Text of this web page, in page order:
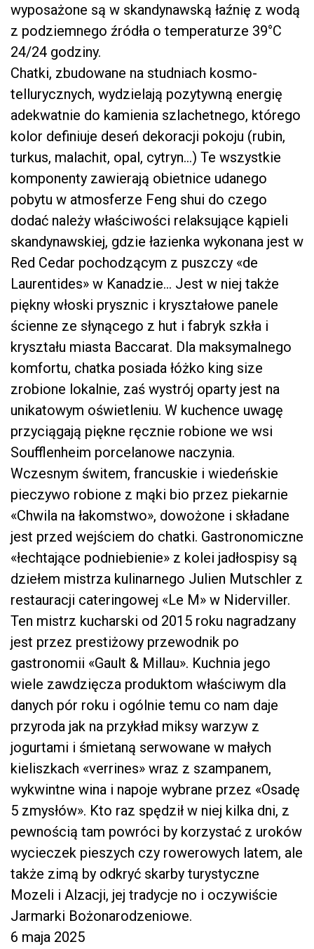
wyposażone są w skandynawską łaźnię z wodą
z podziemnego źródła o temperaturze 39°C
24/24 godziny.
Chatki, zbudowane na studniach kosmo-
tellurycznych, wydzielają pozytywną energię
adekwatnie do kamienia szlachetnego, którego
kolor definiuje deseń dekoracji pokoju (rubin,
turkus, malachit, opal, cytryn…) Te wszystkie
komponenty zawierają obietnice udanego
pobytu w atmosferze Feng shui do czego
dodać należy właściwości relaksujące kąpieli
skandynawskiej, gdzie łazienka wykonana jest w
Red Cedar pochodzącym z puszczy «de
Laurentides» w Kanadzie… Jest w niej także
piękny włoski prysznic i kryształowe panele
ścienne ze słynącego z hut i fabryk szkła i
kryształu miasta Baccarat. Dla maksymalnego
komfortu, chatka posiada łóżko king size
zrobione lokalnie, zaś wystrój oparty jest na
unikatowym oświetleniu. W kuchence uwagę
przyciągają piękne ręcznie robione we wsi
Soufflenheim porcelanowe naczynia.
Wczesnym świtem, francuskie i wiedeńskie
pieczywo robione z mąki bio przez piekarnie
«Chwila na łakomstwo», dowożone i składane
jest przed wejściem do chatki. Gastronomiczne
«łechtające podniebienie» z kolei jadłospisy są
dziełem mistrza kulinarnego Julien Mutschler z
restauracji cateringowej «Le M» w Niderviller.
Ten mistrz kucharski od 2015 roku nagradzany
jest przez prestiżowy przewodnik po
gastronomii «Gault & Millau». Kuchnia jego
wiele zawdzięcza produktom właściwym dla
danych pór roku i ogólnie temu co nam daje
przyroda jak na przykład miksy warzyw z
jogurtami i śmietaną serwowane w małych
kieliszkach «verrines» wraz z szampanem,
wykwintne wina i napoje wybrane przez «Osadę
5 zmysłów». Kto raz spędził w niej kilka dni, z
pewnością tam powróci by korzystać z uroków
wycieczek pieszych czy rowerowych latem, ale
także zimą by odkryć skarby turystyczne
Mozeli i Alzacji, jej tradycje no i oczywiście
Jarmarki Bożonarodzeniowe.
6 maja 2025